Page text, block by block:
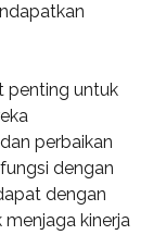
penting untuk
perbaikan
dengan
dengan
kinerja